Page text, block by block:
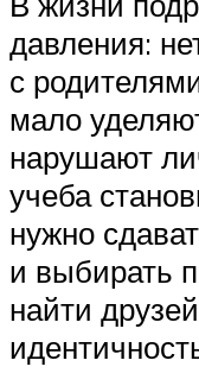
давления:
с
мало
нарушают
учеба
нужно
и выбирать
найти